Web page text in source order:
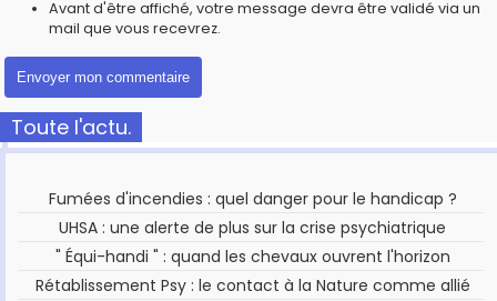
Avant d'être affiché, votre message devra être validé via un
mail que vous recevrez.
Toute l'actu.
Fumées d'incendies : quel danger pour le handicap ?
UHSA : une alerte de plus sur la crise psychiatrique
" Équi-handi " : quand les chevaux ouvrent l'horizon
Rétablissement Psy : le contact à la Nature comme allié